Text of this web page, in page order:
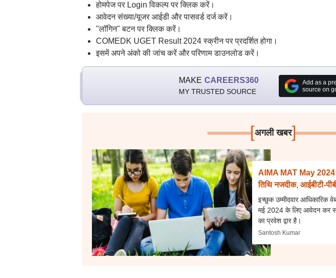
होमपेज पर Login विकल्प पर क्लिक करें।
आवेदन संख्या/यूजर आईडी और पासवर्ड दर्ज करें।
"लॉगिन" बटन पर क्लिक करें।
COMEDK UGET Result 2024 स्क्रीन पर प्रदर्शित होगा।
इसमें अपने अंको की जांच करें और परिणाम डाउनलोड करें।
MAKE CAREERS360
MY TRUSTED SOURCE
Add as a
source on
[अगली खबर]
AIMA MAT May
तिथि नजदीक, आईबीटी-
इच्छुक उम्मीदवार
मई 2024 के लिए आवेदन कर
का प्रवेश द्वार है।
Santosh Kumar